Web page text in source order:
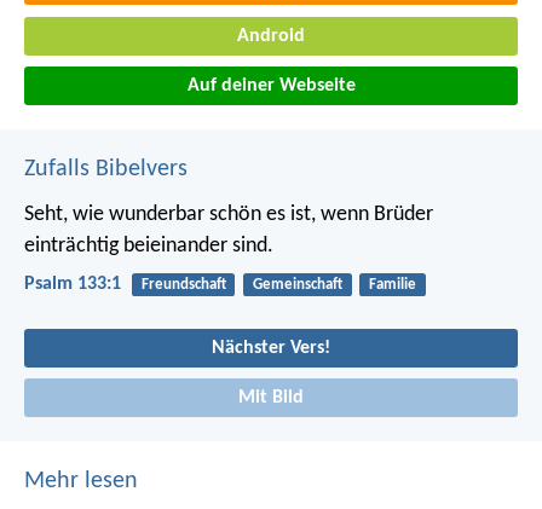
Android
Auf deiner Webseite
Zufalls Bibelvers
Seht, wie wunderbar schön es ist, wenn Brüder
einträchtig beieinander sind.
Psalm 133:1 Freundschaft Gemeinschaft Familie
Nächster Vers!
Mit Bild
Mehr lesen